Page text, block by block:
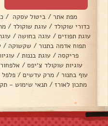
מפת אתר / ביטול עסקה /
כדורי שוקולד / עוגת שוקולד /
עוגת תפוזים / עוגה בחושה /
תפוח אדמה בתנור / שקשוקה /
פריקסה / עוגת בננות /
עוגיות שוקולד צ׳יפס /
עוף בתנור / מרק עדשים / פלפל
מתכון לאורז / תנאי שימוש -